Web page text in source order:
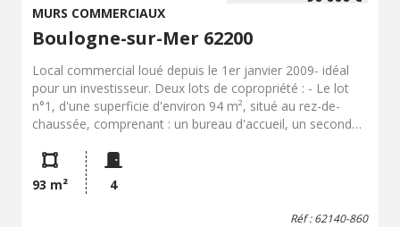
MURS COMMERCIAUX
Boulogne-sur-Mer 62200
Local commercial loué depuis le 1er janvier 2009- idéal
pour un investisseur. Deux lots de copropriété : - Le lot
n°1, d'une superficie d'environ 94 m², situé au rez-de-
chaussée, comprenant : un bureau d'accueil, un second
troisième bureau, une salle de rangement, des toilettes
et, sur le côté du couloir et bureau 3, un jardin avec cour.
- Le lot n°5 est une cave d'environ 17m². Syndic
professionnel qui assure la gestion de l'immeuble.
93 m² 4
Réf : 62140-860